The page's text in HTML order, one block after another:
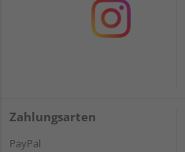
Zahlungsarten
PayPal